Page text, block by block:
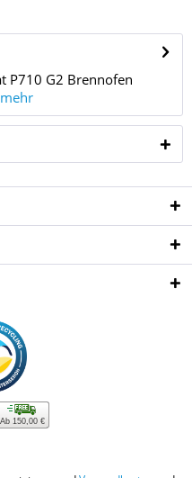
P710 G2 Brennofen
mehr
Ab 150,00 €